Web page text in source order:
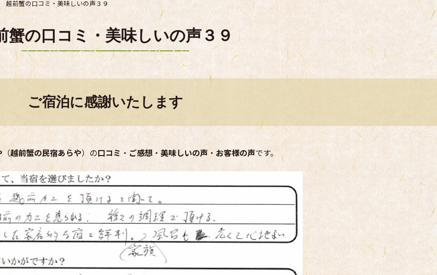
越前蟹の口コミ・美味しいの声３９
蟹の口コミ・美味しいの声３９
ご宿泊に感謝いたします
（越前蟹の民宿あらや）の口コミ ・ ご感想・ 美味しいの声・お客様の声です。